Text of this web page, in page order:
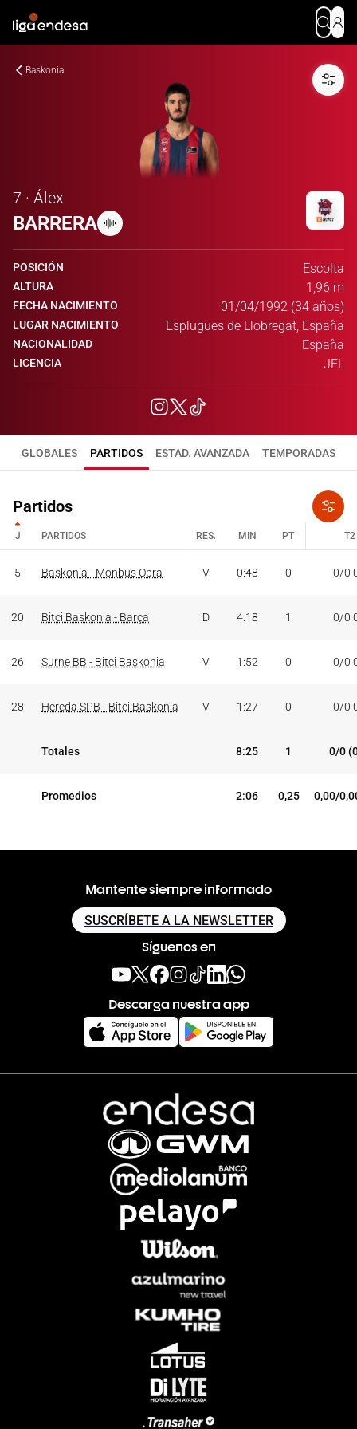
Baskonia
7 · Álex
BARRERA
POSICIÓN Escolta
ALTURA 1,96 m
FECHA NACIMIENTO 01/04/1992 (34 años)
LUGAR NACIMIENTO Esplugues de Llobregat, España
NACIONALIDAD España
LICENCIA JFL
GLOBALES PARTIDOS ESTAD. AVANZADA TEMPORADAS
Partidos
J PARTIDOS RES. MIN PT T2
5 Baskonia - Monbus Obra V 0:48 0 0/0
20 Bitci Baskonia - Barça D 4:18 1 0/0
26 Surne BB - Bitci Baskonia V 1:52 0 0/0
28 Hereda SPB - Bitci Baskonia V 1:27 0 0/0
Totales 8:25 1 0/0
Promedios 2:06 0,25 0,00/
Mantente siempre informado
SUSCRÍBETE A LA NEWSLETTER
Síguenos en
Descarga nuestra app